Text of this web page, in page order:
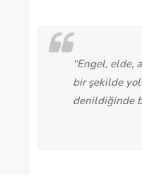
“Engel, elde,
bir şekilde
denildiğinde